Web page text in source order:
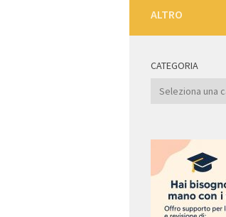
ALTRO
CATEGORIA
Categoria